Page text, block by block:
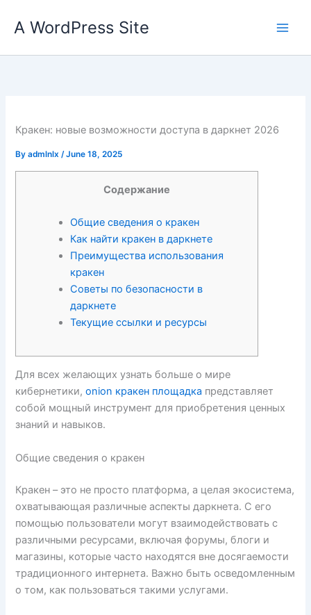
A WordPress Site
Кракен: новые возможности доступа в даркнет 2026
Byadmlnlx/June 18, 2025
Содержание
Общие сведения о кракен
Как найти кракен в даркнете
Преимущества использования
кракен
Советы по безопасности в
даркнете
Текущие ссылки и ресурсы
Для всех желающих узнать больше о мире
кибернетики,onion кракен площадка представляет
собой мощный инструмент для приобретения ценных
знаний и навыков.
Общие сведения о кракен
Кракен – это не просто платформа, а целая экосистема,
охватывающая различные аспекты даркнета. С его
помощью пользователи могут взаимодействовать с
различными ресурсами, включая форумы, блоги и
магазины, которые часто находятся вне досягаемости
традиционного интернета. Важно быть осведомленным
о том, как пользоваться такими услугами.